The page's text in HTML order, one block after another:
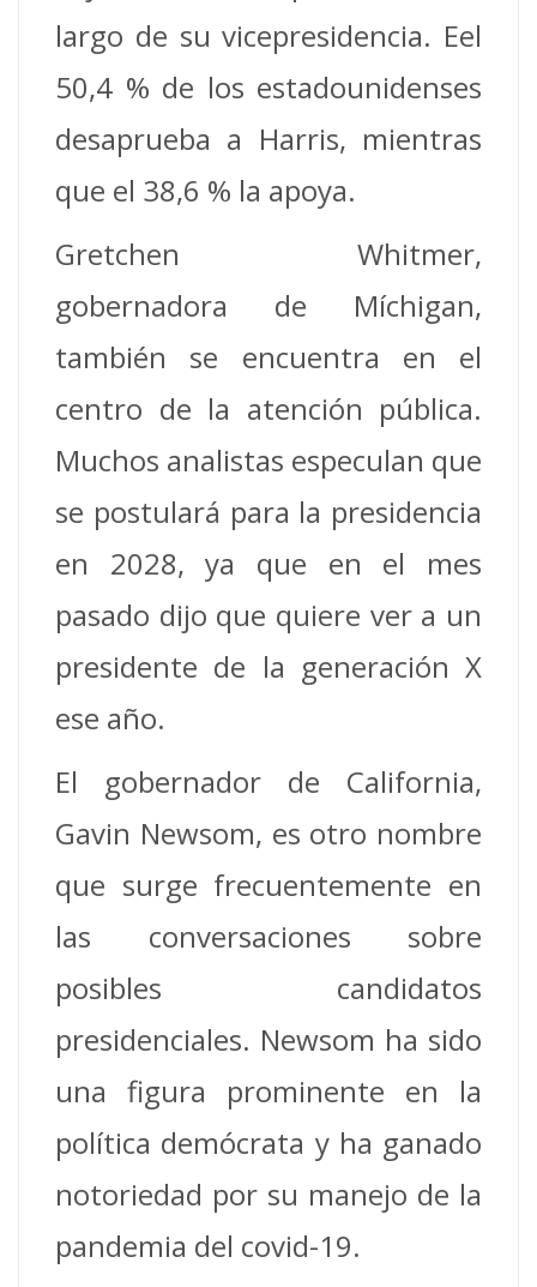
largo de su vicepresidencia. Eel
50,4 % de los estadounidenses
desaprueba a Harris, mientras
que el 38,6 % la apoya.
Gretchen Whitmer,
gobernadora de Míchigan,
también se encuentra en el
centro de la atención pública.
Muchos analistas especulan que
se postulará para la presidencia
en 2028, ya que en el mes
pasado dijo que quiere ver a un
presidente de la generación X
ese año.
El gobernador de California,
Gavin Newsom, es otro nombre
que surge frecuentemente en
las conversaciones sobre
posibles candidatos
presidenciales. Newsom ha sido
una figura prominente en la
política demócrata y ha ganado
notoriedad por su manejo de la
pandemia del covid-19.